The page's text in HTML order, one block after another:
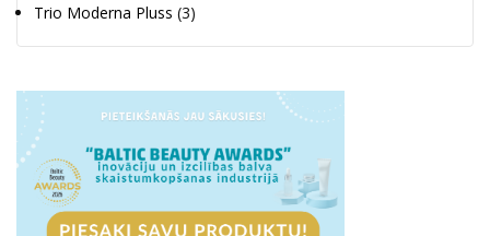
Trio Moderna Pluss (3)